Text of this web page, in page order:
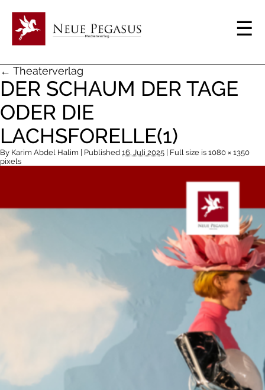
← Theaterverlag
DER SCHAUM DER TAGE
ODER DIE
LACHSFORELLE(1)
By Karim Abdel Halim | Published 16. Juli 2025 | Full size is 1080 × 1350
pixels